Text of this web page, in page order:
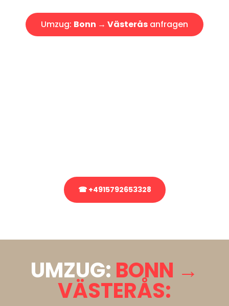
Umzug: Bonn → Västerås anfragen
☎ +4915792653328
UMZUG: BONN →
VÄSTERÅS: